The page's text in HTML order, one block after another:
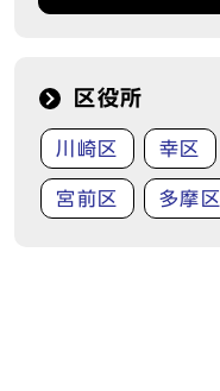
区役所
川崎区 幸区
宮前区 多摩区